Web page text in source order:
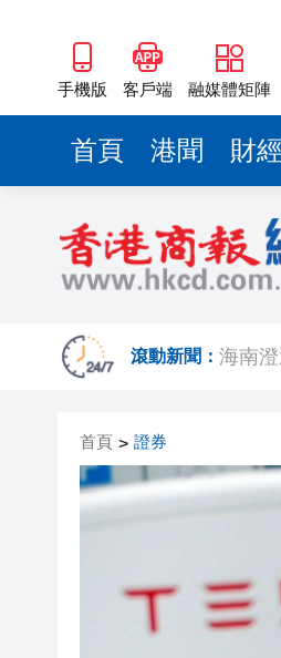
手機版 客戶端 融媒體矩陣
首頁 港聞 財經
滾動新聞：
2025
瀋陽
有片
50餘
山東
閩粵
有片
首頁 > 證券